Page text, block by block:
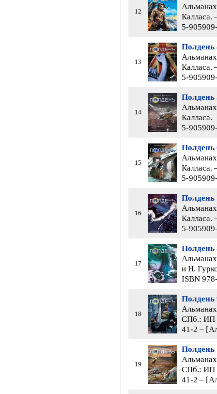
12
Калласа.
5-
13
Полдень
Калласа.
5-
14
Полдень
Калласа.
5-
15
Полдень
Калласа.
5-
16
Полдень
Калласа.
5-
17
Полдень
и Н.
ISBN
18
Полдень
СПб.: ИП
41-2 –
19
Полдень
СПб.: ИП
41-2 –